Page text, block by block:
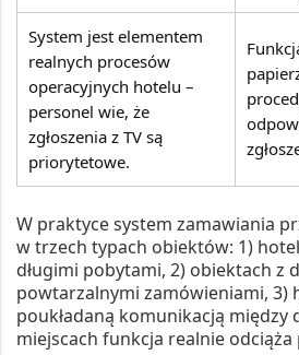
System jest elementem
realnych procesów
operacyjnych hotelu –
personel wie, że
zgłoszenia z TV są
priorytetowe.
W praktyce system zamawiania
w trzech typach obiektów: 1)
długimi pobytami, 2) obiektach z
powtarzalnymi zamówieniami, 3)
poukładaną komunikacją między
miejscach funkcja realnie